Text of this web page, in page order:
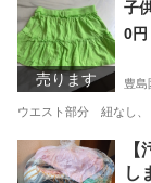
売ります
子
0円
豊島
ウエスト部分 紐なし、
東京 練馬区
し